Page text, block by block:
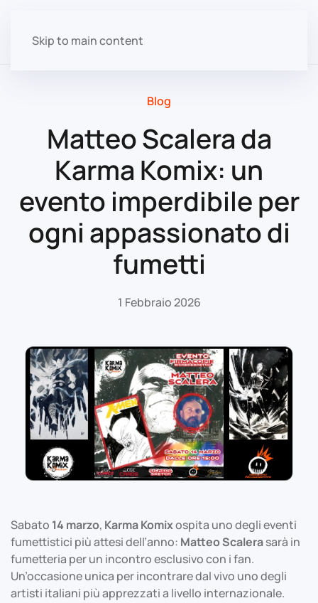
Skip to main content
Blog
Matteo Scalera da
Karma Komix: un
evento imperdibile per
ogni appassionato di
fumetti
1 Febbraio 2026
Sabato 14 marzo, Karma Komixospita uno degli eventi
fumettistici più attesi dell’anno: Matteo Scalerasarà in
fumetteria per un incontro esclusivo con i fan.
Un’occasione unica per incontrare dal vivo uno degli
artisti italiani più apprezzati a livello internazionale.